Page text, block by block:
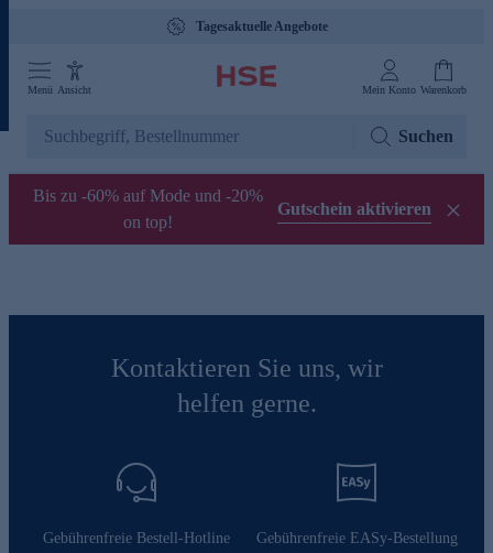
Tagesaktuelle Angebote
Menü Ansicht Mein Konto Warenkorb
Suchen
Bis zu -60% auf Mode und -20%
on top!
Gutschein aktivieren
Kontaktieren Sie uns, wir
helfen gerne.
Gebührenfreie Bestell-Hotline Gebührenfreie EASy-Bestellung